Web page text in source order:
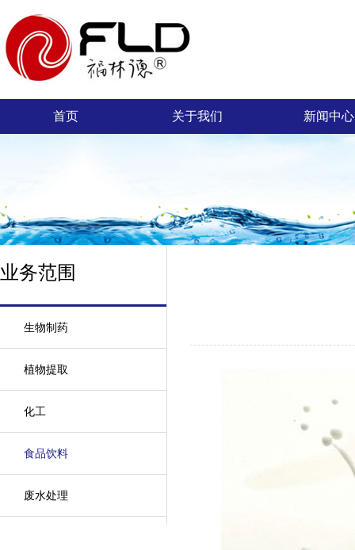
首页 关于我们 新闻中心
业务范围
生物制药
植物提取
化工
食品饮料
废水处理